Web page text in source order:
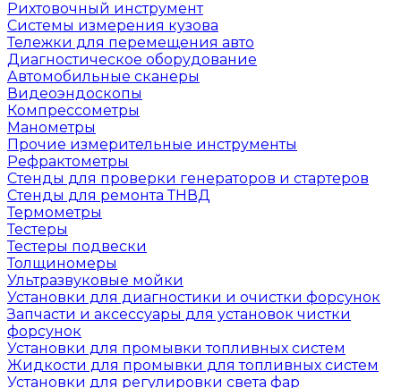
Рихтовочный инструмент
Системы измерения кузова
Тележки для перемещения авто
Диагностическое оборудование
Автомобильные сканеры
Видеоэндоскопы
Компрессометры
Манометры
Прочие измерительные инструменты
Рефрактометры
Стенды для проверки генераторов и стартеров
Стенды для ремонта ТНВД
Термометры
Тестеры
Тестеры подвески
Толщиномеры
Ультразвуковые мойки
Установки для диагностики и очистки форсунок
Запчасти и аксессуары для установок чистки
форсунок
Установки для промывки топливных систем
Жидкости для промывки для топливных систем
Установки для регулировки света фар